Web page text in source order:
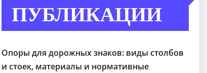
ПУБЛИКАЦИИ
Опоры для дорожных знаков: виды столбов
и стоек, материалы и нормативные